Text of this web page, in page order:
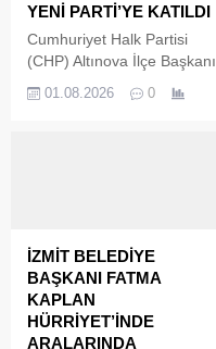
YENİ PARTİ’YE KATILDI
Cumhuriyet Halk Partisi
(CHP) Altınova İlçe Başkanı
ettiğini açıklayarak siyasi
şekilde istifa ettiği açıklandı.
01.08.2026 0
İZMİT BELEDİYE
BAŞKANI FATMA
KAPLAN
HÜRRİYET’İNDE
ARALARINDA